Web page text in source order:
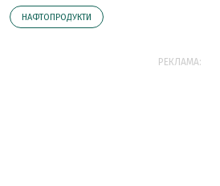
НАФТОПРОДУКТИ
РЕКЛАМА: